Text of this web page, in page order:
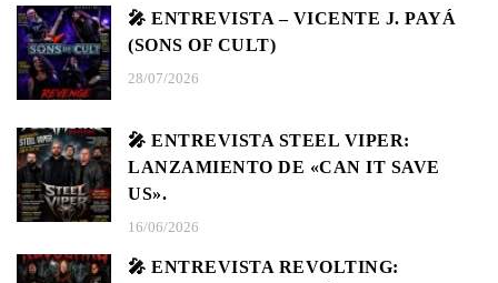
🎤 ENTREVISTA – VICENTE J. PAYÁ
(SONS OF CULT)
28/07/2026
🎤 ENTREVISTA STEEL VIPER:
LANZAMIENTO DE «CAN IT SAVE
US».
16/06/2026
🎤 ENTREVISTA REVOLTING: